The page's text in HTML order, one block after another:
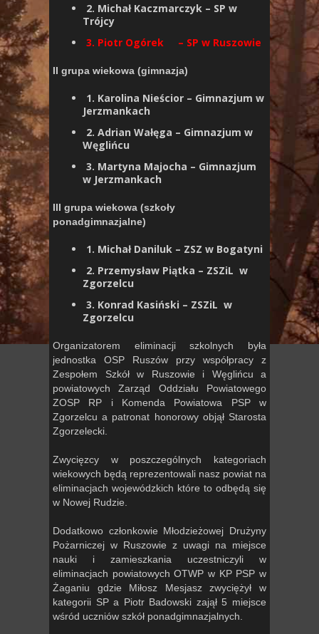
2. Michał Kaczmarczyk – SP w
Trójcy
3. Piotr Ogórek – SP w Ruszowie
II grupa wiekowa (gimnazja)
1. Karolina Nieścior – Gimnazjum w
Jerzmankach
2. Adrian Wałęga – Gimnazjum w
Węglińcu
3. Martyna Majocha – Gimnazjum
w Jerzmankach
III grupa wiekowa (szkoły
ponadgimnazjalne)
1. Michał Daniluk – ZSZ w Bogatyni
2. Przemysław Piątka – ZSZiL w
Zgorzelcu
3. Konrad Kasiński – ZSZiL w
Zgorzelcu
Organizatorem eliminacji szkolnych była
jednostka OSP Ruszów przy współpracy z
Zespołem Szkół w Ruszowie i Węglińcu a
powiatowych Zarząd Oddziału Powiatowego
ZOSP RP i Komenda Powiatowa PSP w
Zgorzelcu a patronat honorowy objął Starosta
Zgorzelecki.
Zwycięzcy w poszczególnych kategoriach
wiekowych będą reprezentowali nasz powiat na
eliminacjach wojewódzkich które to odbędą się
w Nowej Rudzie.
Dodatkowo członkowie Młodzieżowej Drużyny
Pożarniczej w Ruszowie z uwagi na miejsce
nauki i zamieszkania uczestniczyli w
eliminacjach powiatowych OTWP w KP PSP w
Żaganiu gdzie Miłosz Mesjasz zwyciężył w
kategorii SP a Piotr Badowski zajął 5 miejsce
wśród uczniów szkół ponadgimnazjalnych.